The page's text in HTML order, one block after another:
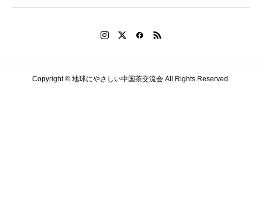
Copyright © 地球にやさしい中国茶交流会 All Rights Reserved.